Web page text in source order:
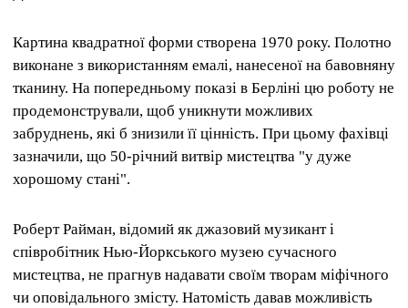
Картина квадратної форми створена 1970 року. Полотно
виконане з використанням емалі, нанесеної на бавовняну
тканину. На попередньому показі в Берліні цю роботу не
продемонстрували, щоб уникнути можливих
забруднень, які б знизили її цінність. При цьому фахівці
зазначили, що 50-річний витвір мистецтва "у дуже
хорошому стані".
Роберт Райман, відомий як джазовий музикант і
співробітник Нью-Йоркського музею сучасного
мистецтва, не прагнув надавати своїм творам міфічного
чи оповідального змісту. Натомість давав можливість